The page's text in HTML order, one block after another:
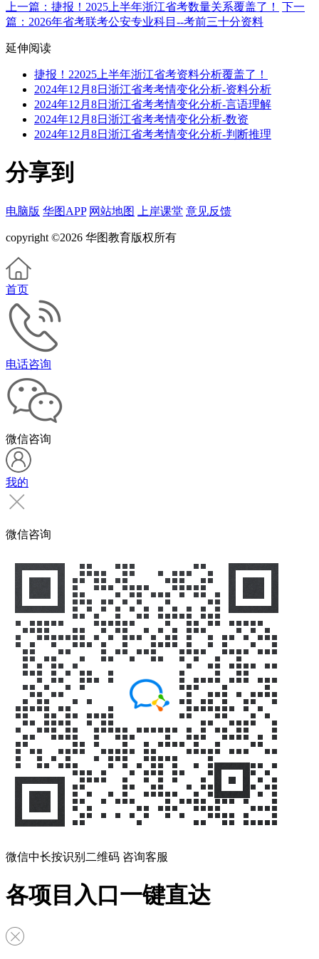
上一篇：捷报！2025上半年浙江省考数量关系覆盖了！
下一
篇：2026年省考联考公安专业科目--考前三十分资料
延伸阅读
捷报！22025上半年浙江省考资料分析覆盖了！
2024年12月8日浙江省考考情变化分析-资料分析
2024年12月8日浙江省考考情变化分析-言语理解
2024年12月8日浙江省考考情变化分析-数资
2024年12月8日浙江省考考情变化分析-判断推理
分享到
电脑版 华图APP 网站地图 上岸课堂 意见反馈
copyright ©2026 华图教育版权所有
首页
电话咨询
微信咨询
我的
微信咨询
微信中长按识别二维码 咨询客服
各项目入口一键直达